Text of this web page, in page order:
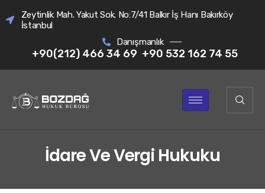
Zeytinlik Mah. Yakut Sok. No:7/41 Balkır İş Hanı Bakırköy
İstanbul
Danışmanlık
+90(212) 466 34 69 +90 532 162 74 55
İdare Ve Vergi Hukuku